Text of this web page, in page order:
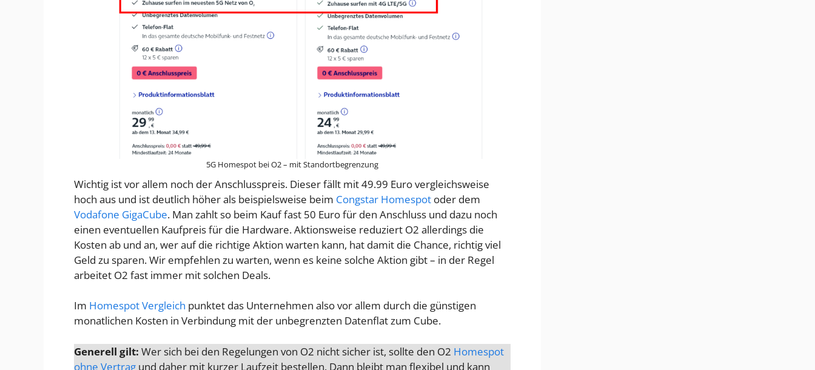
5G Homespot bei O2 – mit Standortbegrenzung
Wichtig ist vor allem noch der Anschlusspreis. Dieser fällt mit 49.99 Euro vergleichsweise
hoch aus und ist deutlich höher als beispielsweise beim Congstar Homespot oder dem
Vodafone GigaCube. Man zahlt so beim Kauf fast 50 Euro für den Anschluss und dazu noch
einen eventuellen Kaufpreis für die Hardware. Aktionsweise reduziert O2 allerdings die
Kosten ab und an, wer auf die richtige Aktion warten kann, hat damit die Chance, richtig viel
Geld zu sparen. Wir empfehlen zu warten, wenn es keine solche Aktion gibt – in der Regel
arbeitet O2 fast immer mit solchen Deals.
Im Homespot Vergleich punktet das Unternehmen also vor allem durch die günstigen
monatlichen Kosten in Verbindung mit der unbegrenzten Datenflat zum Cube.
Generell gilt: Wer sich bei den Regelungen von O2 nicht sicher ist, sollte den O2 Homespot
ohne Vertrag und daher mit kurzer Laufzeit bestellen. Dann bleibt man flexibel und kann